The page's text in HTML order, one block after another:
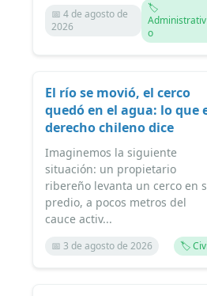
📅 4 de agosto de
2026
🏷️
Administrativ
o
El río se movió, el cerco
quedó en el agua: lo que
derecho chileno dice
Imaginemos la siguiente
situación: un propietario
ribereño levanta un cerco en
predio, a pocos metros del
cauce activ...
📅 3 de agosto de 2026 🏷️